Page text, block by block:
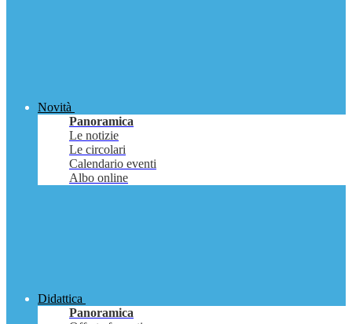
Novità
Panoramica
Le notizie
Le circolari
Calendario eventi
Albo online
Didattica
Panoramica